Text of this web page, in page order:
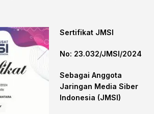
Sertifikat JMSI
No: 23.032/JMSI/2024
Sebagai Anggota
Jaringan Media Siber
Indonesia (JMSI)